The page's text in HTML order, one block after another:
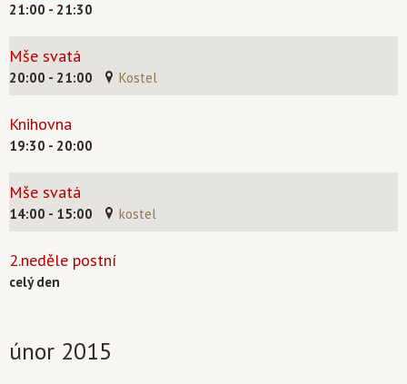
21:00 - 21:30
Mše svatá
20:00 - 21:00 Kostel
Knihovna
19:30 - 20:00
Mše svatá
14:00 - 15:00 kostel
2.neděle postní
celý den
únor 2015